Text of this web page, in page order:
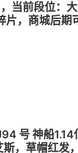
当前段位：
，商城后期
片，7战斗皮
可换绑，到
号 神船1.14
，草帽红发